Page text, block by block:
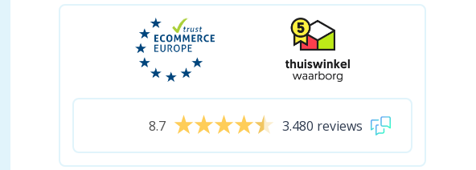
8.7 3.480 reviews